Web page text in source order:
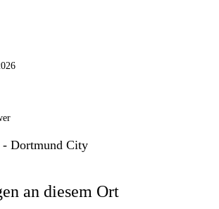
- Dortmund City
an diesem Ort